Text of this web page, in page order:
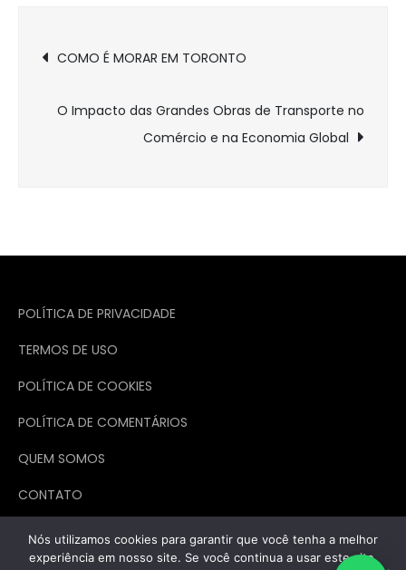
Navegação
de
COMO É MORAR EM TORONTO
O Impacto das Grandes Obras de Transporte no
Comércio e na Economia Global
POLÍTICA DE PRIVACIDADE
TERMOS DE USO
POLÍTICA DE COOKIES
POLÍTICA DE COMENTÁRIOS
QUEM SOMOS
CONTATO
Nós utilizamos cookies para garantir que você tenha a melhor
experiência em nosso site. Se você continua a usar este site,